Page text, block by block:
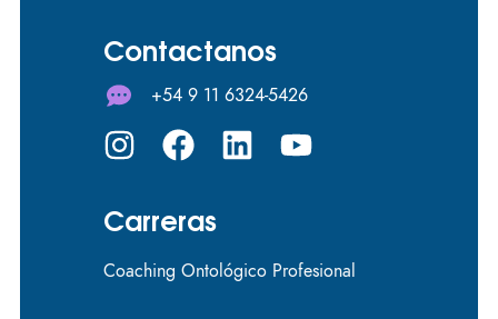
Contactanos
+54 9 11 6324-5426
Carreras
Coaching Ontológico Profesional